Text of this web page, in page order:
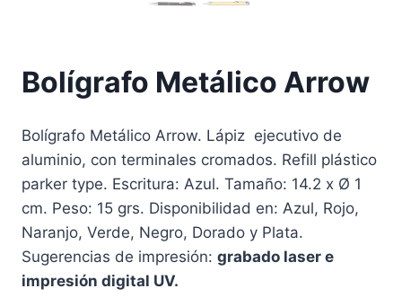
Bolígrafo Metálico Arrow
Bolígrafo Metálico Arrow. Lápiz ejecutivo de
aluminio, con terminales cromados. Refill plástico
parker type. Escritura: Azul. Tamaño: 14.2 x Ø 1
cm. Peso: 15 grs. Disponibilidad en: Azul, Rojo,
Naranjo, Verde, Negro, Dorado y Plata.
Sugerencias de impresión: grabado laser e
impresión digital UV.